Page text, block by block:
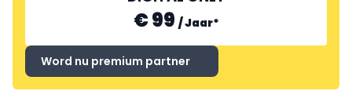
€ 99 /Jaar*
Word nu premium partner